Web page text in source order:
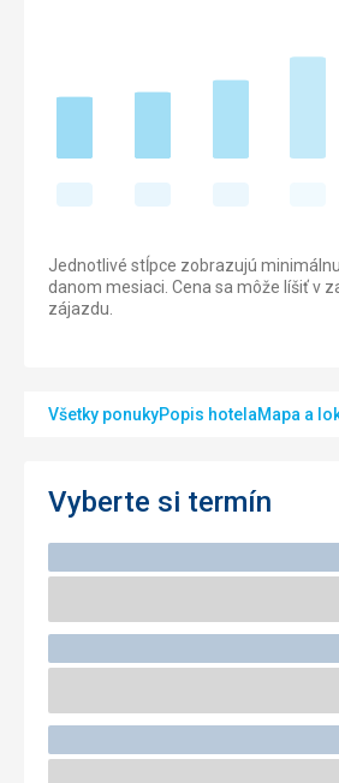
Jednotlivé stĺpce zobrazujú
danom mesiaci. Cena sa môže líšiť v
zájazdu.
Všetky ponukyPopis hotelaMapa a
Vyberte si termín